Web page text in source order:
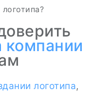
логотипа?
компании
логотипа,